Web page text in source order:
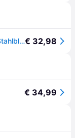
Burg Wächter DAILY 5861 W Briefkasten Stahlblech Weiß Schlüsselschloss€ 32,98
€ 34,99